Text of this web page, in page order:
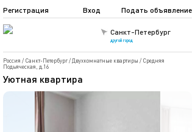
Санкт-Петербург
другой город
Подать объявление
Регистрация Вход
Россия / Санкт-Петербург/ Двухкомнатные квартиры / Средняя
Подьяческая, д.16
Уютная квартира